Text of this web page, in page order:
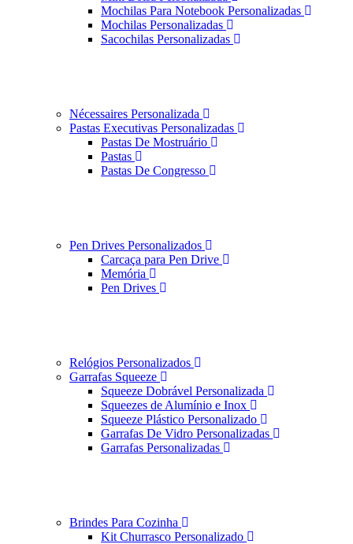
Mochilas Para Notebook Personalizadas
Mochilas Personalizadas
Sacochilas Personalizadas
Nécessaires Personalizada
Pastas Executivas Personalizadas
Pastas De Mostruário
Pastas
Pastas De Congresso
Pen Drives Personalizados
Carcaça para Pen Drive
Memória
Pen Drives
Relógios Personalizados
Garrafas Squeeze
Squeeze Dobrável Personalizada
Squeezes de Alumínio e Inox
Squeeze Plástico Personalizado
Garrafas De Vidro Personalizadas
Garrafas Personalizadas
Brindes Para Cozinha
Kit Churrasco Personalizado